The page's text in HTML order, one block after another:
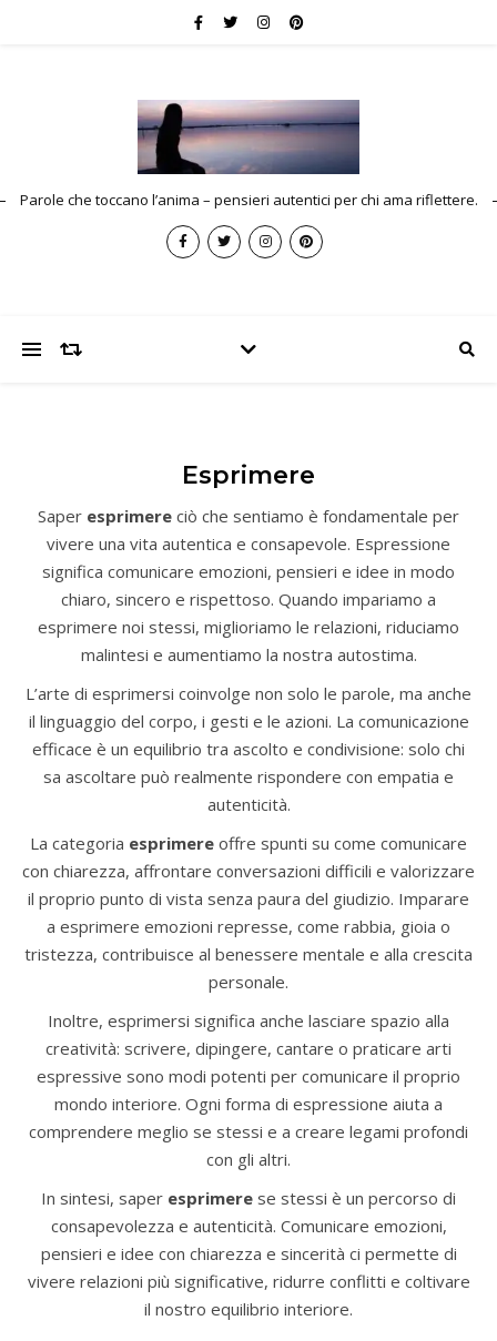
Parole che toccano l’anima – pensieri autentici per chi ama riflettere.
Esprimere
Saper esprimere ciò che sentiamo è fondamentale per
vivere una vita autentica e consapevole. Espressione
significa comunicare emozioni, pensieri e idee in modo
chiaro, sincero e rispettoso. Quando impariamo a
esprimere noi stessi, miglioriamo le relazioni, riduciamo
malintesi e aumentiamo la nostra autostima.
L’arte di esprimersi coinvolge non solo le parole, ma anche
il linguaggio del corpo, i gesti e le azioni. La comunicazione
efficace è un equilibrio tra ascolto e condivisione: solo chi
sa ascoltare può realmente rispondere con empatia e
autenticità.
La categoria esprimere offre spunti su come comunicare
con chiarezza, affrontare conversazioni difficili e valorizzare
il proprio punto di vista senza paura del giudizio. Imparare
a esprimere emozioni represse, come rabbia, gioia o
tristezza, contribuisce al benessere mentale e alla crescita
personale.
Inoltre, esprimersi significa anche lasciare spazio alla
creatività: scrivere, dipingere, cantare o praticare arti
espressive sono modi potenti per comunicare il proprio
mondo interiore. Ogni forma di espressione aiuta a
comprendere meglio se stessi e a creare legami profondi
con gli altri.
In sintesi, saper esprimere se stessi è un percorso di
consapevolezza e autenticità. Comunicare emozioni,
pensieri e idee con chiarezza e sincerità ci permette di
vivere relazioni più significative, ridurre conflitti e coltivare
il nostro equilibrio interiore.